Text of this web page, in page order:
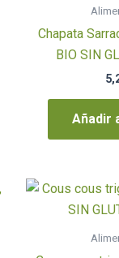
Chapata
BIO SIN
Añadir